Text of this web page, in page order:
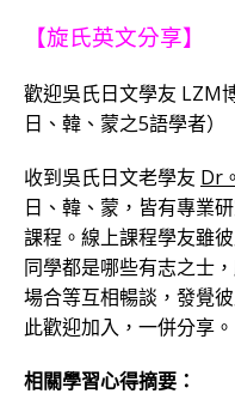
c
e
b
o
o
k
it
te
r
e
g
ra
m
【旋氏英文分享】
歡迎吳氏日文學友 LZM
日、韓、蒙之5語學者）
收到吳氏日文老學友 Dr
日、韓、蒙，皆有專業
課程。線上課程學友雖
同學都是哪些有志之士
場合等互相暢談，發覺
此歡迎加入，一併分享。
相關學習心得摘要：